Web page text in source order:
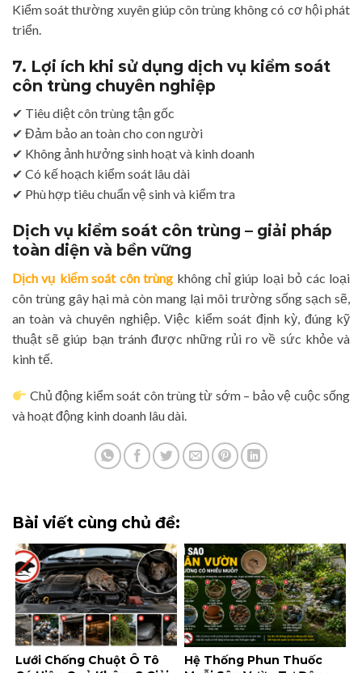
Kiểm soát thường xuyên giúp côn trùng không có cơ hội phát
triển.
7. Lợi ích khi sử dụng dịch vụ kiểm soát
côn trùng chuyên nghiệp
✔ Tiêu diệt côn trùng tận gốc
✔ Đảm bảo an toàn cho con người
✔ Không ảnh hưởng sinh hoạt và kinh doanh
✔ Có kế hoạch kiểm soát lâu dài
✔ Phù hợp tiêu chuẩn vệ sinh và kiểm tra
Dịch vụ kiểm soát côn trùng – giải pháp
toàn diện và bền vững
Dịch vụ kiểm soát côn trùng không chỉ giúp loại bỏ các loại
côn trùng gây hại mà còn mang lại môi trường sống sạch sẽ,
an toàn và chuyên nghiệp. Việc kiểm soát định kỳ, đúng kỹ
thuật sẽ giúp bạn tránh được những rủi ro về sức khỏe và
kinh tế.
Chủ động kiểm soát côn trùng từ sớm – bảo vệ cuộc sống
và hoạt động kinh doanh lâu dài.
Bài viết cùng chủ đề:
Lưới Chống Chuột Ô Tô
Hệ Thống Phun Thuốc